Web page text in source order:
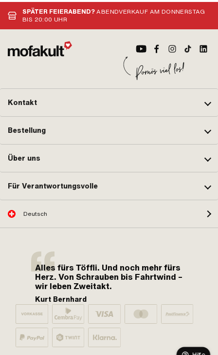
SPÄTER FEIERABEND?ABENDVERKAUF AM DONNERSTAG
BIS 20:00 UHR
Kontakt
Bestellung
Über uns
Für Verantwortungsvolle
Deutsch
Alles fürs Töffli. Und noch mehr fürs
Herz. Von Schrauben bis Fahrtwind –
wir leben Zweitakt.
Kurt Bernhard